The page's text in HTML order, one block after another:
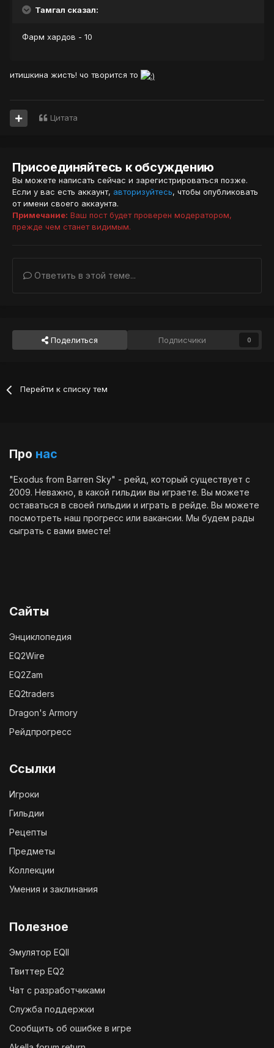
Тамгал сказал:
Фарм хардов - 10
итишкина жисть! чо творится то
Цитата
Присоединяйтесь к обсуждению
Вы можете написать сейчас и зарегистрироваться позже.
Если у вас есть аккаунт, авторизуйтесь, чтобы опубликовать
от имени своего аккаунта.
Примечание: Ваш пост будет проверен модератором,
прежде чем станет видимым.
Ответить в этой теме...
Поделиться Подписчики 0
Перейти к списку тем
Про нас
"Exodus from Barren Sky" - рейд, который существует с
2009. Неважно, в какой гильдии вы играете. Вы можете
оставаться в своей гильдии и играть в рейде. Вы можете
посмотреть наш прогресс или вакансии. Мы будем рады
сыграть с вами вместе!
Сайты
Энциклопедия
EQ2Wire
EQ2Zam
EQ2traders
Dragon's Armory
Рейдпрогресс
Ссылки
Игроки
Гильдии
Рецепты
Предметы
Коллекции
Умения и заклинания
Полезное
Эмулятор EQII
Твиттер EQ2
Чат с разработчиками
Служба поддержки
Сообщить об ошибке в игре